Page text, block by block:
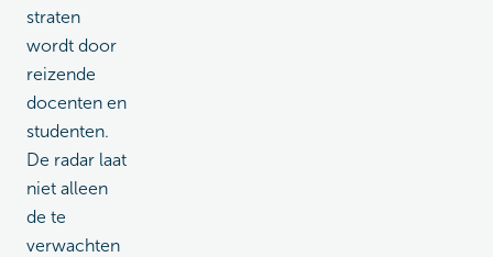
straten
wordt door
reizende
docenten en
studenten.
De radar laat
niet alleen
de te
verwachten